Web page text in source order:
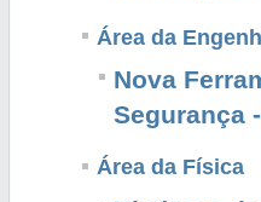
Área da
Nova
Segurança
Área da Física